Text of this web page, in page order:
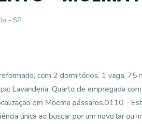
- SP
com 2 dormitórios, 1 vaga, 75
Lavanderia; Quarto de empregada
em Moema pássaros.0110 -
única ao buscar por um novo lar ou